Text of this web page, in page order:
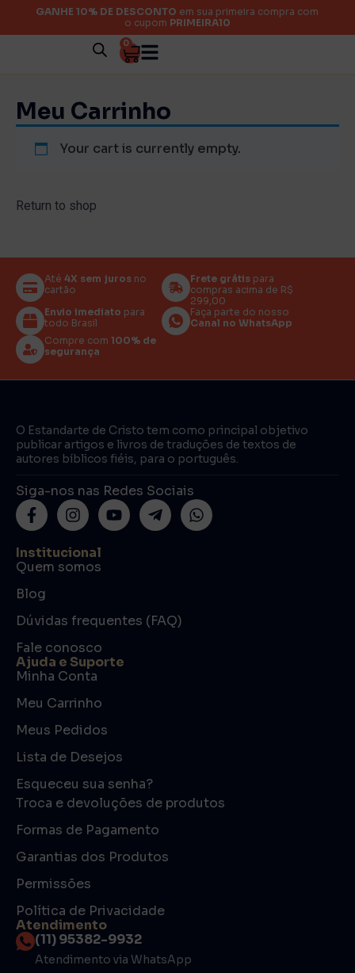
GANHE 10% DE DESCONTO em sua primeira compra com
o cupom PRIMEIRA10
0
Meu Carrinho
Your cart is currently empty.
Return to shop
Até 4X sem juros no
cartão
Frete grátis para
compras acima de R$
299,00
Envio imediato para
todo Brasil
Faça parte do nosso
Canal no WhatsApp
Compre com 100% de
segurança
O Estandarte de Cristo tem como principal objetivo
publicar artigos e livros de traduções de textos de
autores bíblicos fiéis, para o português.
Siga-nos nas Redes Sociais
Institucional
Quem somos
Blog
Dúvidas frequentes (FAQ)
Fale conosco
Ajuda e Suporte
Minha Conta
Meu Carrinho
Meus Pedidos
Lista de Desejos
Esqueceu sua senha?
Troca e devoluções de produtos
Formas de Pagamento
Garantias dos Produtos
Permissões
Política de Privacidade
Atendimento
(11) 95382-9932
Atendimento via WhatsApp